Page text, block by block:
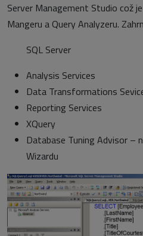
Server Management Studio což
Mangeru a Query Analyzeru.
SQL Server
Analysis Services
Data Transformations
Reporting Services
XQuery
Database Tuning Advisor –
Wizardu